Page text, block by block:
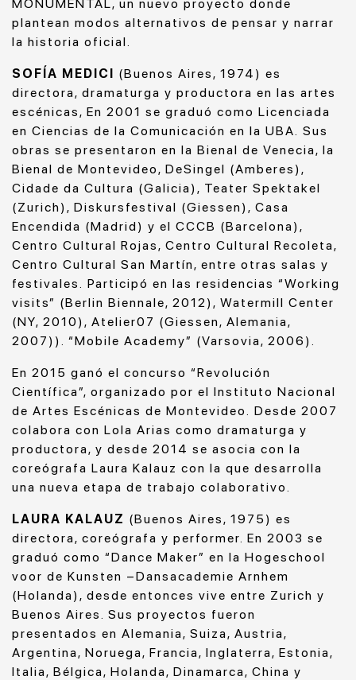
MONUMENTAL, un nuevo proyecto donde
plantean modos alternativos de pensar y narrar
la historia oficial.
SOFÍA MEDICI (Buenos Aires, 1974) es
directora, dramaturga y productora en las artes
escénicas, En 2001 se graduó como Licenciada
en Ciencias de la Comunicación en la UBA. Sus
obras se presentaron en la Bienal de Venecia, la
Bienal de Montevideo, DeSingel (Amberes),
Cidade da Cultura (Galicia), Teater Spektakel
(Zurich), Diskursfestival (Giessen), Casa
Encendida (Madrid) y el CCCB (Barcelona),
Centro Cultural Rojas, Centro Cultural Recoleta,
Centro Cultural San Martín, entre otras salas y
festivales. Participó en las residencias “Working
visits” (Berlin Biennale, 2012), Watermill Center
(NY, 2010), Atelier07 (Giessen, Alemania,
2007)). “Mobile Academy” (Varsovia, 2006).
En 2015 ganó el concurso “Revolución
Científica”, organizado por el Instituto Nacional
de Artes Escénicas de Montevideo. Desde 2007
colabora con Lola Arias como dramaturga y
productora, y desde 2014 se asocia con la
coreógrafa Laura Kalauz con la que desarrolla
una nueva etapa de trabajo colaborativo.
LAURA KALAUZ (Buenos Aires, 1975) es
directora, coreógrafa y performer. En 2003 se
graduó como “Dance Maker” en la Hogeschool
voor de Kunsten –Dansacademie Arnhem
(Holanda), desde entonces vive entre Zurich y
Buenos Aires. Sus proyectos fueron
presentados en Alemania, Suiza, Austria,
Argentina, Noruega, Francia, Inglaterra, Estonia,
Italia, Bélgica, Holanda, Dinamarca, China y